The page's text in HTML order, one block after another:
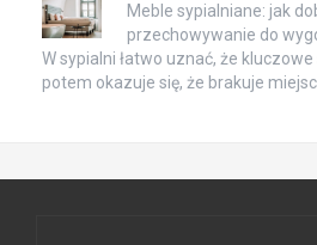
Meble sypialniane: jak
przechowywanie do
W sypialni łatwo uznać, że
potem okazuje się, że brakuje